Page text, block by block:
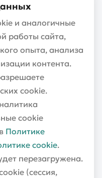
д. 145, пом. 9Н
16.11.2017
29.04.2020, №
и офтальмологии
и аналогичные
работы сайта,
опыта, анализа
контента.
cookie.
cookie
Политике
cookie.
перезагружена.
(сессия,